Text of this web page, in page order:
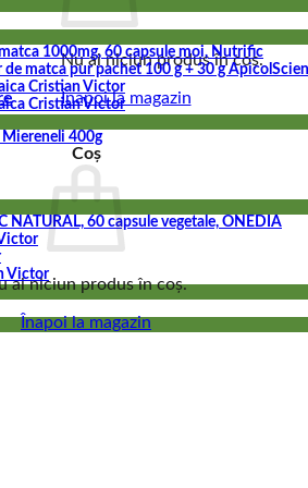
Nu ai niciun produs în coș.
Înapoi la magazin
Coș
ai niciun produs în coș.
Înapoi la magazin
1000mg, 60 capsule moi, Nutrific
de matca pur pachet 100 g + 30 g
Cristian Victor
Cristian Victor
Miereneli 400g
NATURAL, 60 capsule vegetale, ONEDIA
Victor